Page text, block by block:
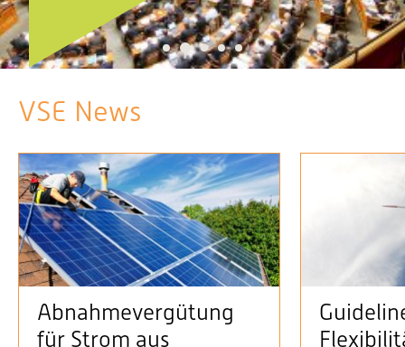
1 2 3 4 5
VSE News
Abnahmevergütung
für Strom aus